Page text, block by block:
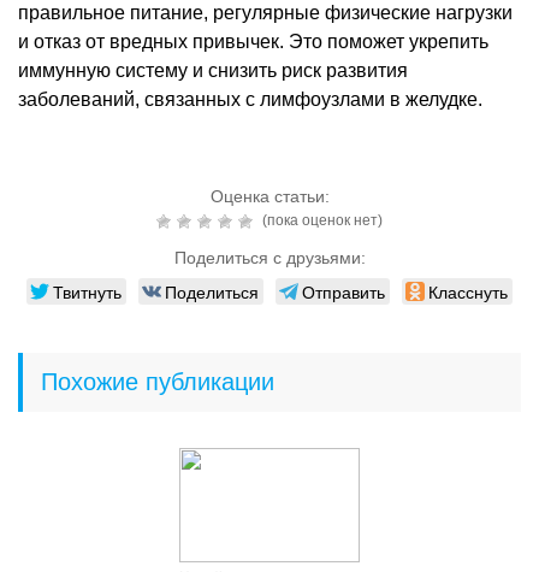
правильное питание, регулярные физические нагрузки
и отказ от вредных привычек. Это поможет укрепить
иммунную систему и снизить риск развития
заболеваний, связанных с лимфоузлами в желудке.
Оценка статьи:
(пока оценок нет)
Поделиться с друзьями:
Твитнуть Поделиться Отправить Класснуть
Похожие публикации